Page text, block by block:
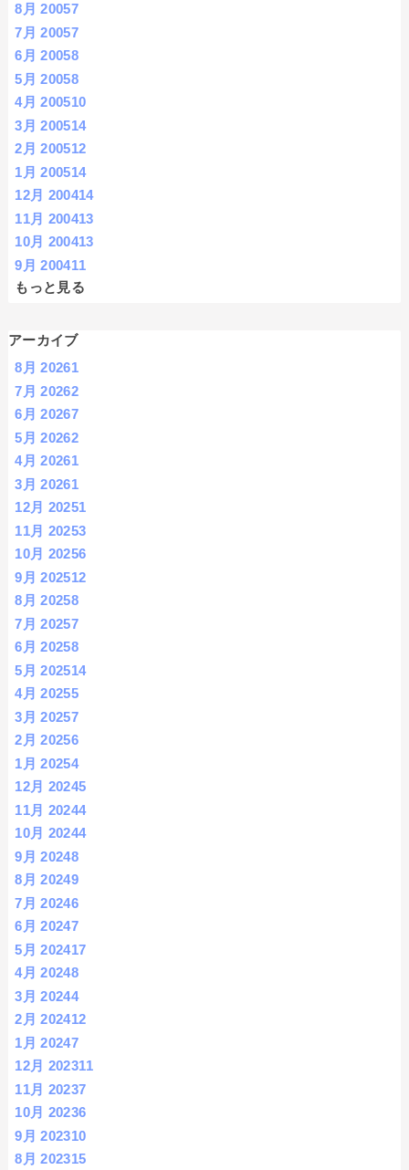
8月 20057
7月 20057
6月 20058
5月 20058
4月 200510
3月 200514
2月 200512
1月 200514
12月 200414
11月 200413
10月 200413
9月 200411
もっと見る
アーカイブ
8月 20261
7月 20262
6月 20267
5月 20262
4月 20261
3月 20261
12月 20251
11月 20253
10月 20256
9月 202512
8月 20258
7月 20257
6月 20258
5月 202514
4月 20255
3月 20257
2月 20256
1月 20254
12月 20245
11月 20244
10月 20244
9月 20248
8月 20249
7月 20246
6月 20247
5月 202417
4月 20248
3月 20244
2月 202412
1月 20247
12月 202311
11月 20237
10月 20236
9月 202310
8月 202315